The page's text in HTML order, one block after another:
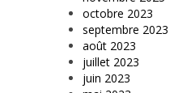
octobre 2023
septembre 2023
août 2023
juillet 2023
juin 2023